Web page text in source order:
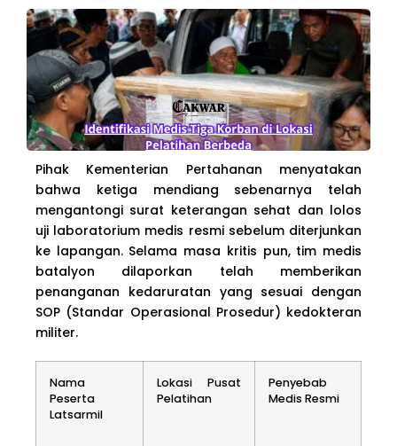
Pihak Kementerian Pertahanan menyatakan
bahwa ketiga mendiang sebenarnya telah
mengantongi surat keterangan sehat dan lolos
uji laboratorium medis resmi sebelum diterjunkan
ke lapangan. Selama masa kritis pun, tim medis
batalyon dilaporkan telah memberikan
penanganan kedaruratan yang sesuai dengan
SOP (Standar Operasional Prosedur) kedokteran
militer.
Nama
Peserta
Latsarmil
Lokasi Pusat
Pelatihan
Penyebab
Medis Resmi